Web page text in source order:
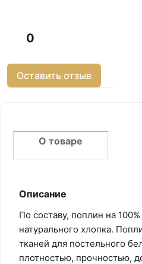
0
Оставить отзыв
О товаре
Описание
По составу, поплин на
натурального хлопка.
тканей для постельного
плотностью, прочностью,